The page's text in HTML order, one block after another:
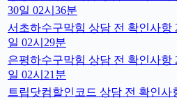
30일 02시36분
서초하수구막힘 상담 전 확인사항
일 02시29분
은평하수구막힘 상담 전 확인사항
일 02시21분
트립닷컴할인코드 상담 전 확인사